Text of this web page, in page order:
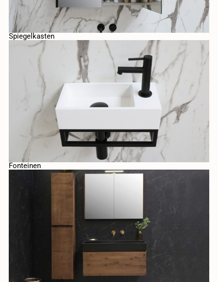
Spiegelkasten
Fonteinen